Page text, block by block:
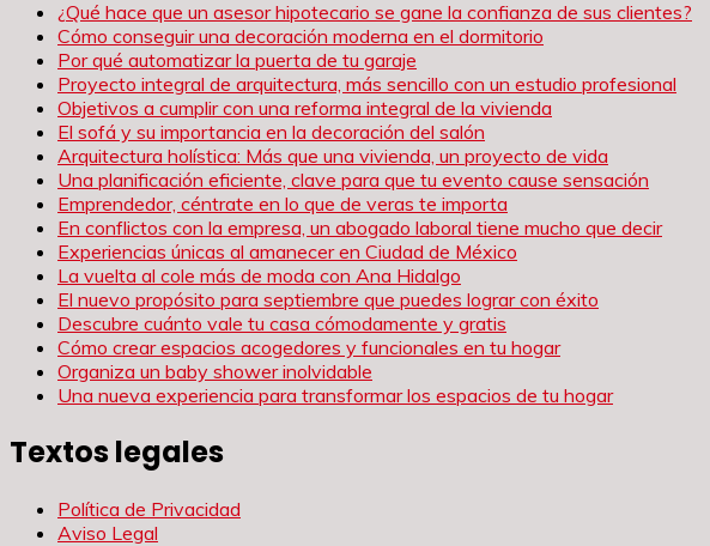
¿Qué hace que un asesor hipotecario se gane la confianza de sus clientes?
Cómo conseguir una decoración moderna en el dormitorio
Por qué automatizar la puerta de tu garaje
Proyecto integral de arquitectura, más sencillo con un estudio profesional
Objetivos a cumplir con una reforma integral de la vivienda
El sofá y su importancia en la decoración del salón
Arquitectura holística: Más que una vivienda, un proyecto de vida
Una planificación eficiente, clave para que tu evento cause sensación
Emprendedor, céntrate en lo que de veras te importa
En conflictos con la empresa, un abogado laboral tiene mucho que decir
Experiencias únicas al amanecer en Ciudad de México
La vuelta al cole más de moda con Ana Hidalgo
El nuevo propósito para septiembre que puedes lograr con éxito
Descubre cuánto vale tu casa cómodamente y gratis
Cómo crear espacios acogedores y funcionales en tu hogar
Organiza un baby shower inolvidable
Una nueva experiencia para transformar los espacios de tu hogar
Textos legales
Política de Privacidad
Aviso Legal